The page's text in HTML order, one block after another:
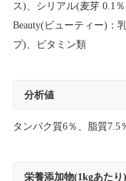
ス)、シリアル(麦芽 0.1
Beauty(ビューティー)：
プ)、ビタミン類
分析値
タンパク質6％、脂質7.5
栄養添加物(1kgあたり)